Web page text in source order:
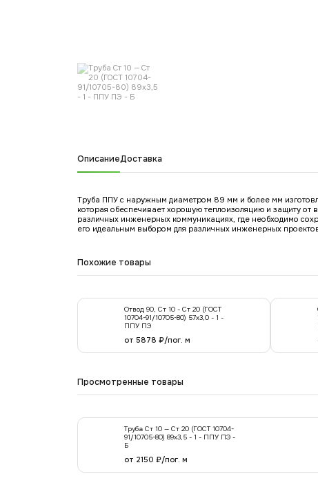
ОписаниеДоставка
Труба ППУ с наружным диаметром 89 мм и более мм
которая обеспечивает хорошую теплоизоляцию и защиту от
различных инженерных коммуникациях, где необходимо
его идеальным выбором для различных инженерных
Похожие товары
Отвод 90, Ст 10 - Ст 20 (ГОСТ
10704-91/10705-80) 57х3,0 - 1 -
ППУ ПЭ
от 5878 ₽/пог. м
Просмотренные товары
Труба Ст 10 — Ст 20 (ГОСТ 10704-
91/10705-80) 89x3,5 - 1 - ППУ ПЭ -
Б
от 2150 ₽/пог. м